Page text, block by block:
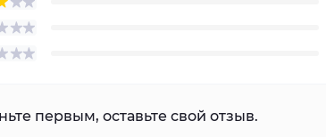
первым, оставьте свой отзыв.